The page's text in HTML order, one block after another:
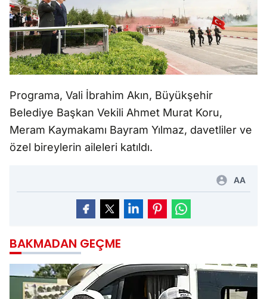
Programa, Vali İbrahim Akın, Büyükşehir
Belediye Başkan Vekili Ahmet Murat Koru,
Meram Kaymakamı Bayram Yılmaz, davetliler ve
özel bireylerin aileleri katıldı.
AA
BAKMADAN GEÇME